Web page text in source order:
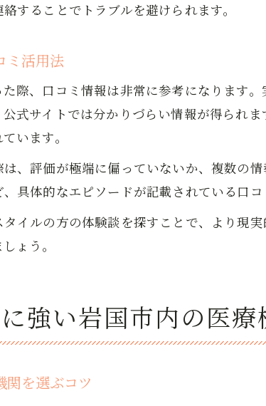
することでトラブルを避けられます。
ミ活用法
際、口コミ情報は非常に参考になります
式サイトでは分かりづらい情報が得られ
います。
、評価が極端に偏っていないか、複数の
具体的なエピソードが記載されている口コ
イルの方の体験談を探すことで、より現
ょう。
強い岩国市内の医療
関を選ぶコツ